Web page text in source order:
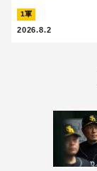
1軍
2026.8.2